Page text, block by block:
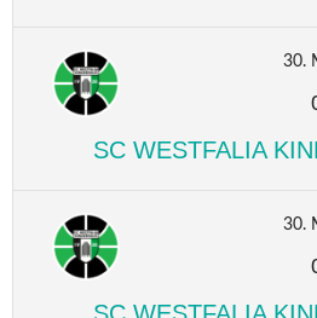
30.
SC WESTFALIA
30.
SC WESTFALIA